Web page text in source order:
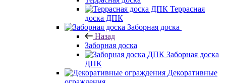
Террасная
доска ДПК
Заборная доска
Назад
Заборная доска
Заборная доска
ДПК
Декоративные